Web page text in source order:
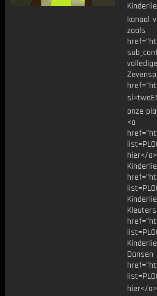
kanaal
zoals
onze
<a
hier</
hier</